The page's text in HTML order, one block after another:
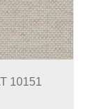
10151